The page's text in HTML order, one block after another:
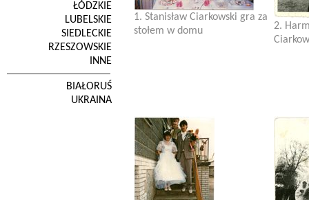
ŁÓDZKIE
LUBELSKIE
SIEDLECKIE
RZESZOWSKIE
INNE
BIAŁORUŚ
UKRAINA
1. Stanisław Ciarkowski gra za
stołem w domu
2.